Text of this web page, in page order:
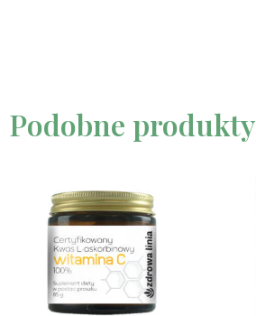
Podobne produkty